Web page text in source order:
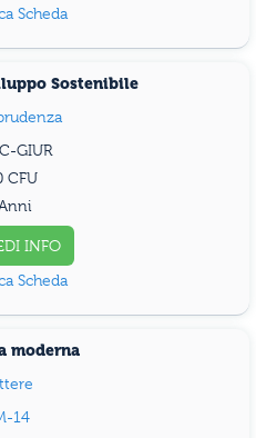
Scheda
Sostenibile
GIUR
INFO
Scheda
moderna
14